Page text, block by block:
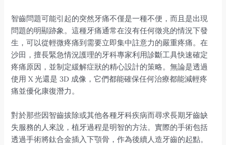
智齒問題可能引起的突然牙痛不僅是一種不便，而且是出現
問題的明顯跡象。這種牙痛通常在沒有任何徵兆的情況下發
生，可以從輕微疼痛到需要立即集中註意力的嚴重疼痛。在
沙田，擅長緊急情況護理的牙科專家利用診斷工具快速確定
疼痛原因，並制定緩解症狀的精心設計的策略。無論是透過
使用 X 光還是 3D 成像，它們都能確保任何治療都能減輕疼
痛並優化康復潛力。
對於那些因智齒拔除或其他各種牙科疾病而尋求長期牙齒缺
失服務的人來說，植牙過程是明智的方法。實際的手術包括
透過手術將鈦合金插入下顎骨，作為後續人造牙齒的起點。